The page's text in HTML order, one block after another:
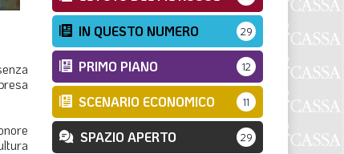
IN QUESTO NUMERO 29
PRIMO PIANO 12
SCENARIO ECONOMICO 11
SPAZIO APERTO 29